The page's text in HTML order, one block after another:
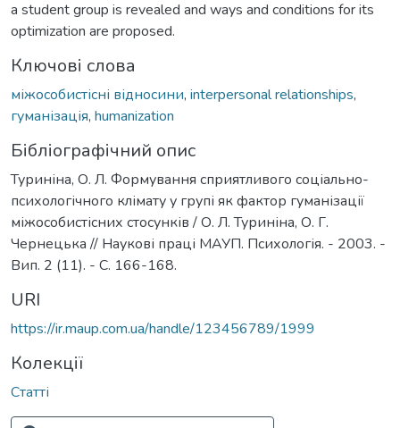
a student group is revealed and ways and conditions for its
optimization are proposed.
Ключові слова
міжособистісні відносини, interpersonal relationships,
гуманізація, humanization
Бібліографічний опис
Туриніна, О. Л. Формування сприятливого соціально-
психологічного клімату у групі як фактор гуманізації
міжособистісних стосунків / О. Л. Туриніна, О. Г.
Чернецька // Наукові праці МАУП. Психологія. - 2003. -
Вип. 2 (11). - С. 166-168.
URI
https://ir.maup.com.ua/handle/123456789/1999
Колекції
Статті